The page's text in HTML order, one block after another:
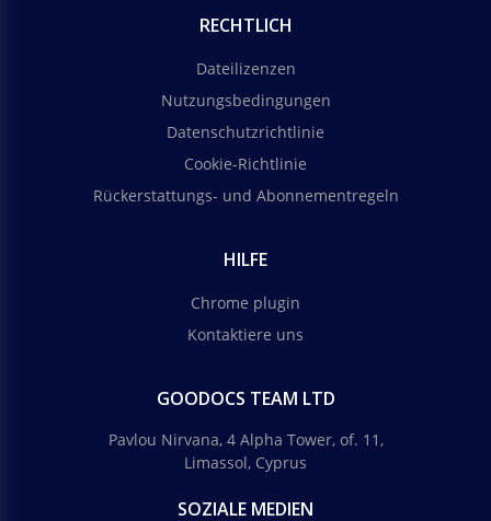
RECHTLICH
Dateilizenzen
Nutzungsbedingungen
Datenschutzrichtlinie
Cookie-Richtlinie
Rückerstattungs- und Abonnementregeln
HILFE
Chrome plugin
Kontaktiere uns
GOODOCS TEAM LTD
Pavlou Nirvana, 4 Alpha Tower, of. 11,
Limassol, Cyprus
SOZIALE MEDIEN